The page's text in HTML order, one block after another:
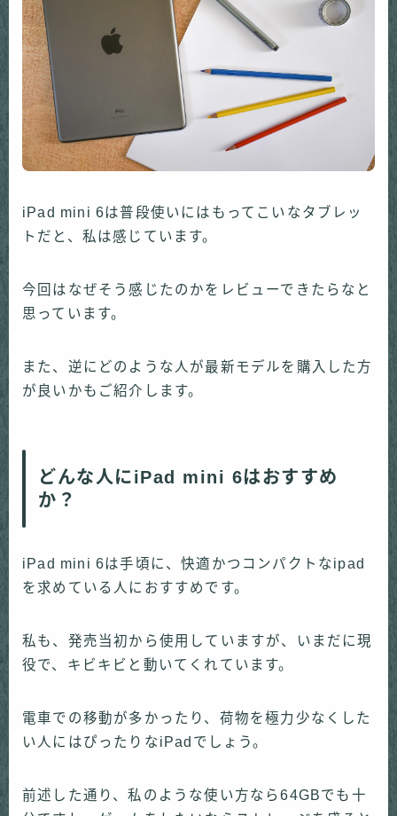
iPad mini 6は普段使いにはもってこいなタブレッ
トだと、私は感じています。
今回はなぜそう感じたのかをレビューできたらなと
思っています。
また、逆にどのような人が最新モデルを購入した方
が良いかもご紹介します。
どんな人にiPad mini 6はおすすめ
か？
iPad mini 6は手頃に、快適かつコンパクトなipad
を求めている人におすすめです。
私も、発売当初から使用していますが、いまだに現
役で、キビキビと動いてくれています。
電車での移動が多かったり、荷物を極力少なくした
い人にはぴったりなiPadでしょう。
前述した通り、私のような使い方なら64GBでも十